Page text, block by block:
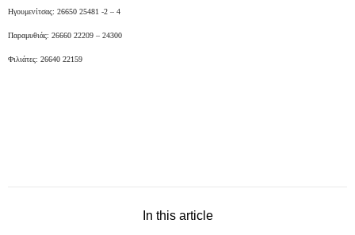
Ηγουμενίτσας: 26650 25481 -2 – 4
Παραμυθιάς: 26660 22209 – 24300
Φιλιάτες: 26640 22159
In this article